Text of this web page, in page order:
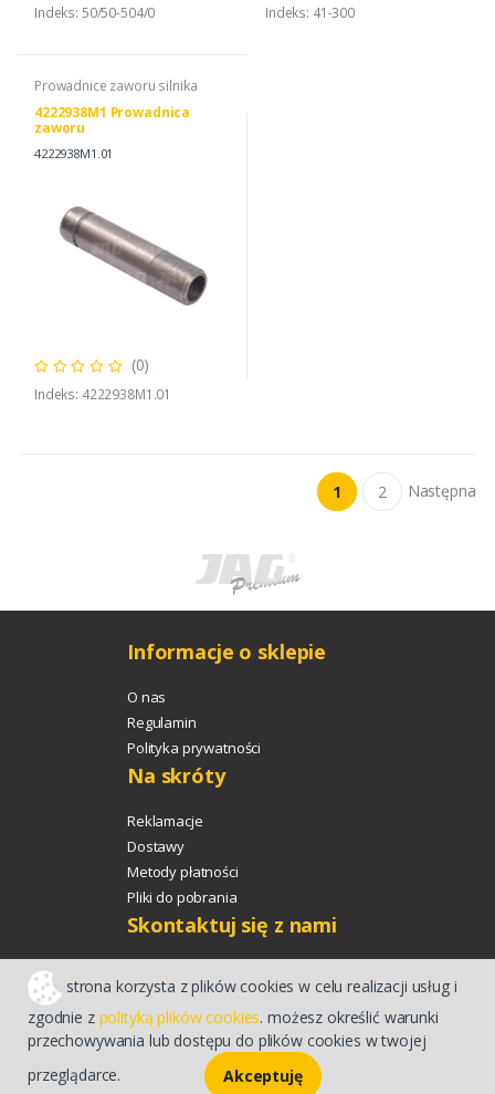
strona korzysta z plików cookies w celu realizacji usług i
zgodnie z polityką plików cookies. możesz określić warunki
przechowywania lub dostępu do plików cookies w twojej
przeglądarce.
Akceptuję
Indeks: 50/50-504/0 Indeks: 41-300
Prowadnice zaworu silnika
4222938M1 Prowadnica
zaworu
4222938M1.01
(0)
Indeks: 4222938M1.01
1 2 Następna
Informacje o sklepie
O nas
Regulamin
Polityka prywatności
Na skróty
Reklamacje
Dostawy
Metody płatności
Pliki do pobrania
Skontaktuj się z nami
agroport@agroport.tech
Sklep internetowy CStore